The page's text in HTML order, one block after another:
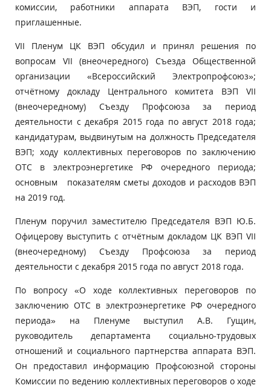
комиссии, работники аппарата ВЭП, гости и
приглашенные.
VII Пленум ЦК ВЭП обсудил и принял решения по
вопросам VII (внеочередного) Съезда Общественной
организации «Всероссийский Электропрофсоюз»;
отчётному докладу Центрального комитета ВЭП VII
(внеочередному) Съезду Профсоюза за период
деятельности с декабря 2015 года по август 2018 года;
кандидатурам, выдвинутым на должность Председателя
ВЭП; ходу коллективных переговоров по заключению
ОТС в электроэнергетике РФ очередного периода;
основным показателям сметы доходов и расходов ВЭП
на 2019 год.
Пленум поручил заместителю Председателя ВЭП Ю.Б.
Офицерову выступить с отчётным докладом ЦК ВЭП VII
(внеочередному) Съезду Профсоюза за период
деятельности с декабря 2015 года по август 2018 года.
По вопросу «О ходе коллективных переговоров по
заключению ОТС в электроэнергетике РФ очередного
периода» на Пленуме выступил А.В. Гущин,
руководитель департамента социально-трудовых
отношений и социального партнерства аппарата ВЭП.
Он предоставил информацию Профсоюзной стороны
Комиссии по ведению коллективных переговоров о ходе